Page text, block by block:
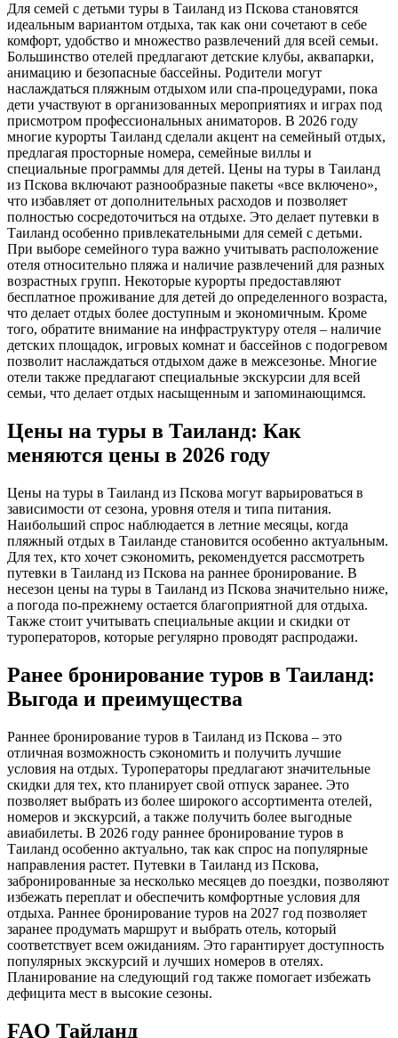
Для семей с детьми туры в Таиланд из Пскова становятся
идеальным вариантом отдыха, так как они сочетают в себе
комфорт, удобство и множество развлечений для всей семьи.
Большинство отелей предлагают детские клубы, аквапарки,
анимацию и безопасные бассейны. Родители могут
наслаждаться пляжным отдыхом или спа-процедурами, пока
дети участвуют в организованных мероприятиях и играх под
присмотром профессиональных аниматоров. В 2026 году
многие курорты Таиланд сделали акцент на семейный отдых,
предлагая просторные номера, семейные виллы и
специальные программы для детей. Цены на туры в Таиланд
из Пскова включают разнообразные пакеты «все включено»,
что избавляет от дополнительных расходов и позволяет
полностью сосредоточиться на отдыхе. Это делает путевки в
Таиланд особенно привлекательными для семей с детьми.
При выборе семейного тура важно учитывать расположение
отеля относительно пляжа и наличие развлечений для разных
возрастных групп. Некоторые курорты предоставляют
бесплатное проживание для детей до определенного возраста,
что делает отдых более доступным и экономичным. Кроме
того, обратите внимание на инфраструктуру отеля – наличие
детских площадок, игровых комнат и бассейнов с подогревом
позволит наслаждаться отдыхом даже в межсезонье. Многие
отели также предлагают специальные экскурсии для всей
семьи, что делает отдых насыщенным и запоминающимся.
Цены на туры в Таиланд: Как
меняются цены в 2026 году
Цены на туры в Таиланд из Пскова могут варьироваться в
зависимости от сезона, уровня отеля и типа питания.
Наибольший спрос наблюдается в летние месяцы, когда
пляжный отдых в Таиланде становится особенно актуальным.
Для тех, кто хочет сэкономить, рекомендуется рассмотреть
путевки в Таиланд из Пскова на раннее бронирование. В
несезон цены на туры в Таиланд из Пскова значительно ниже,
а погода по-прежнему остается благоприятной для отдыха.
Также стоит учитывать специальные акции и скидки от
туроператоров, которые регулярно проводят распродажи.
Ранее бронирование туров в Таиланд:
Выгода и преимущества
Раннее бронирование туров в Таиланд из Пскова – это
отличная возможность сэкономить и получить лучшие
условия на отдых. Туроператоры предлагают значительные
скидки для тех, кто планирует свой отпуск заранее. Это
позволяет выбрать из более широкого ассортимента отелей,
номеров и экскурсий, а также получить более выгодные
авиабилеты. В 2026 году раннее бронирование туров в
Таиланд особенно актуально, так как спрос на популярные
направления растет. Путевки в Таиланд из Пскова,
забронированные за несколько месяцев до поездки, позволяют
избежать переплат и обеспечить комфортные условия для
отдыха. Раннее бронирование туров на 2027 год позволяет
заранее продумать маршрут и выбрать отель, который
соответствует всем ожиданиям. Это гарантирует доступность
популярных экскурсий и лучших номеров в отелях.
Планирование на следующий год также помогает избежать
дефицита мест в высокие сезоны.
FAQ Тайланд